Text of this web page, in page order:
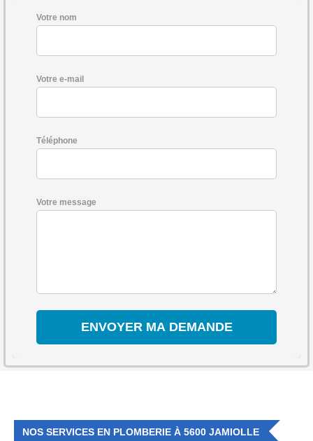
Votre nom
Votre e-mail
Téléphone
Votre message
NOS SERVICES EN PLOMBERIE À 5600 JAMIOLLE